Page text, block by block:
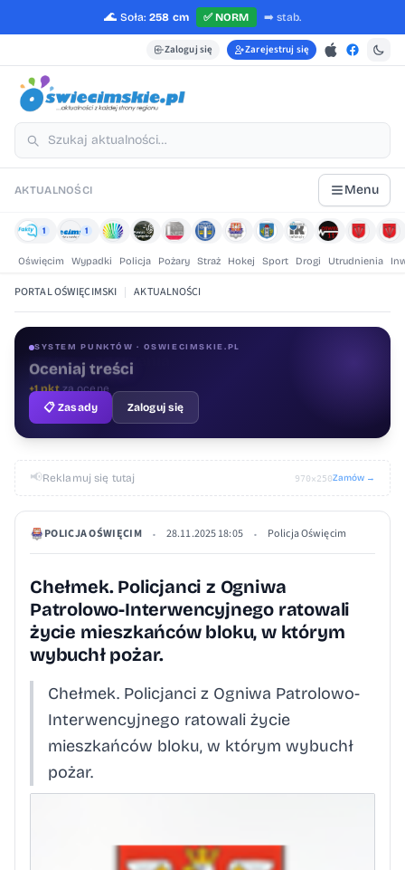
🌊 Soła: 258 cm ✅NORM ➡️ stab.
Zaloguj się Zarejestruj się
AKTUALNOŚCI Menu
1 1
Oświęcim Wypadki Policja Pożary Straż Hokej Sport Drogi Utrudnienia
PORTAL OŚWIĘCIMSKI | AKTUALNOŚCI
SYSTEM PUNKTÓW · OSWIECIMSKIE.PL
Oceniaj treści
+1 pktza ocenę
📋 Zasady
Zaloguj się
📢Reklamuj się tutaj 970×250Zamów →
POLICJA OŚWIĘCIM • 28.11.2025 18:05 • Policja Oświęcim
Chełmek. Policjanci z Ogniwa
Patrolowo-Interwencyjnego ratowali
życie mieszkańców bloku, w którym
wybuchł pożar.
Chełmek. Policjanci z Ogniwa Patrolowo-
Interwencyjnego ratowali życie
mieszkańców bloku, w którym wybuchł
pożar.